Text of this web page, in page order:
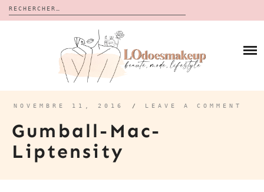
Rechercher :
CALENDRIERS DE L’AVENT
BON PLAN
À PROPOS
CONTACT
NOVEMBRE 11, 2016 / LEAVE A COMMENT
Gumball-Mac-
Liptensity